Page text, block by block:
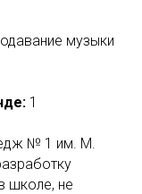
музыки
1
№ 1 им. М.
школе, не